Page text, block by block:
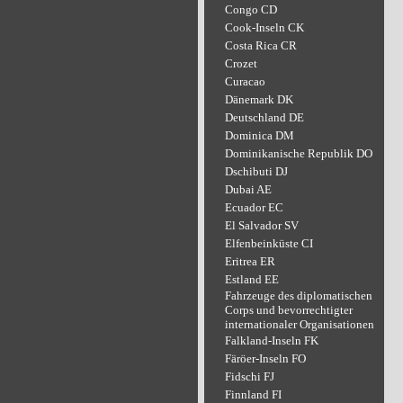
Congo CD
Cook-Inseln CK
Costa Rica CR
Crozet
Curacao
Dänemark DK
Deutschland DE
Dominica DM
Dominikanische Republik DO
Dschibuti DJ
Dubai AE
Ecuador EC
El Salvador SV
Elfenbeinküste CI
Eritrea ER
Estland EE
Fahrzeuge des diplomatischen
Corps und bevorrechtigter
internationaler Organisationen
Falkland-Inseln FK
Färöer-Inseln FO
Fidschi FJ
Finnland FI